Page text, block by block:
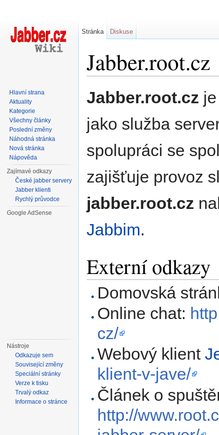
Jabber.root.cz
Jabber.root.cz
jako služba
spolupráci se
zajišťuje provoz
jabber.root.cz
Jabbim.
Externí odkazy
Domovská
Online chat:
cz/
Webový klient
klient-v-jave/
Článek o
http://
Stránka Diskuse
Hlavní strana
Aktuality
Kategorie
Všechny články
Poslední změny
Náhodná stránka
Nová stránka
Nápověda
Zajímavé odkazy
České jabber servery
Jabber klienti
Rychlý průvodce
Google AdSense
Nástroje
Odkazuje sem
Související změny
Speciální stránky
Verze k tisku
Trvalý odkaz
Informace o stránce